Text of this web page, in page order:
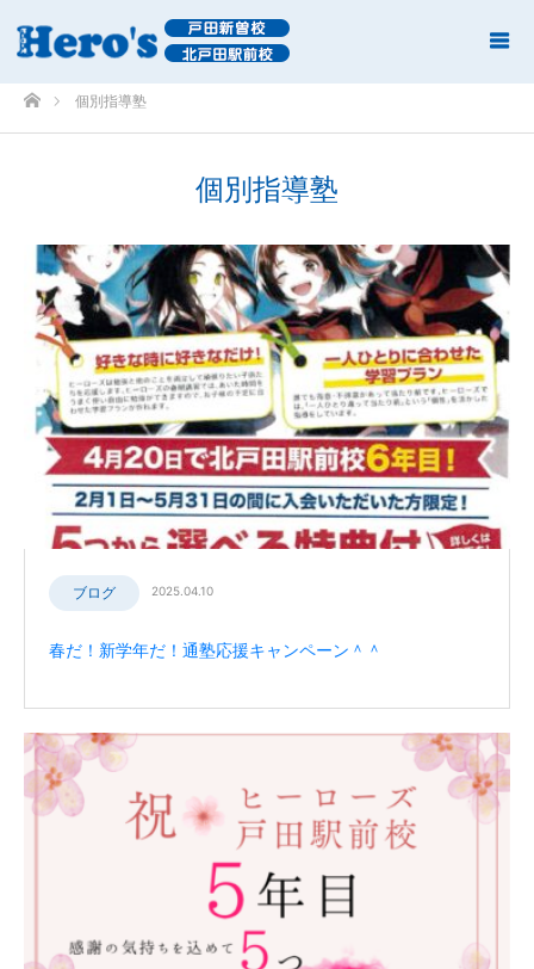
ホーム個別指導塾
個別指導塾
ブログ 2025.04.10
春だ！新学年だ！通塾応援キャンペーン＾＾